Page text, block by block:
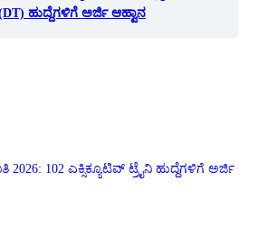
ಹುದ್ದೆಗಳಿಗೆ ಅರ್ಜಿ ಆಹ್ವಾನ
2026: 102 ಎಕ್ಸಿಕ್ಯೂಟಿವ್ ಟ್ರೈನಿ ಹುದ್ದೆಗಳಿಗೆ ಅರ್ಜಿ